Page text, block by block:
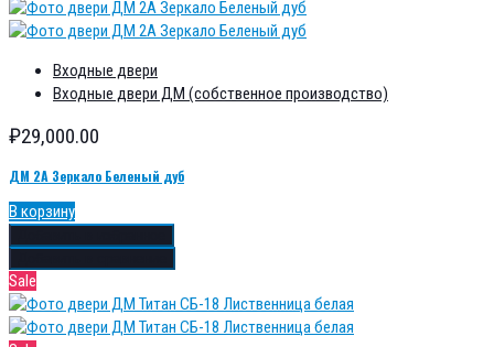
Входные двери
Входные двери ДМ (собственное производство)
₽29,000.00
ДМ 2A Зеркало Беленый дуб
В корзину
Sale